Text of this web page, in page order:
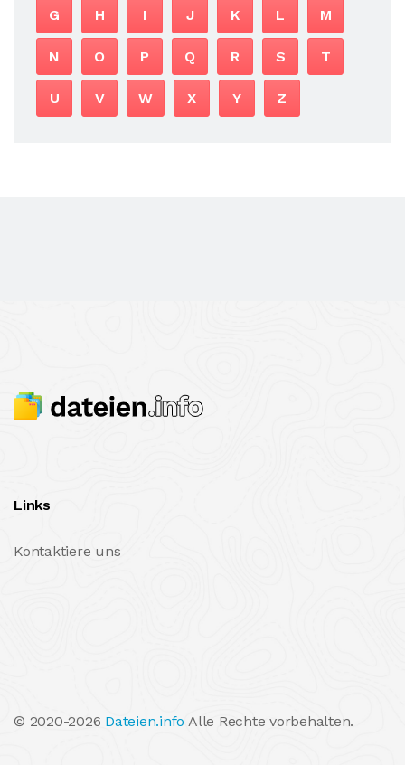
G H I J K L M
N O P Q R S T
U V W X Y Z
Links
Kontaktiere uns
© 2020-2026 Dateien.info Alle Rechte vorbehalten.